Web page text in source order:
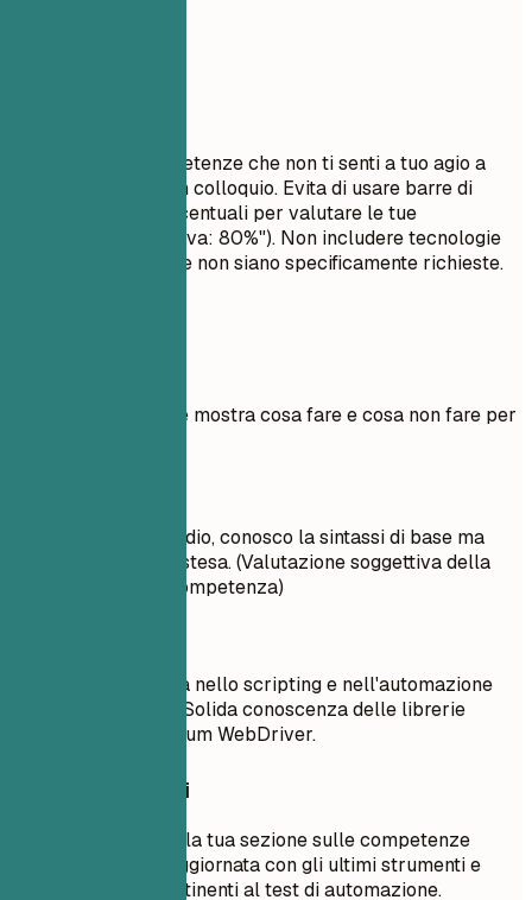
Non elencare competenze che non ti senti a tuo agio a
discutere durante un colloquio. Evita di usare barre di
avanzamento o percentuali per valutare le tue
competenze (es. "Java: 80%"). Non includere tecnologie
obsolete a meno che non siano specificamente richieste.
Esempio pratico che mostra cosa fare e cosa non fare per
C++: Livello intermedio, conosco la sintassi di base ma
senza esperienza estesa. (Valutazione soggettiva della
padronanza della competenza)
Python - Esperienza nello scripting e nell'automazione
utilizzando Python. Solida conoscenza delle librerie
Python come Selenium WebDriver.
Consigli rapidi
Assicurati che la tua sezione sulle competenze
tecniche sia aggiornata con gli ultimi strumenti e
tecnologie pertinenti al test di automazione.